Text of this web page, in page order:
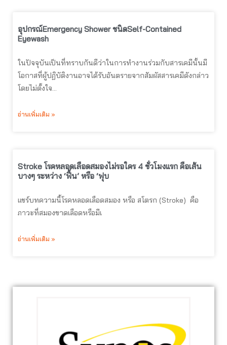
อุปกรณ์Emergency Shower ชนิดSelf-Contained
Eyewash
ในปัจจุบันเป็นที่ทราบกันดีว่าในการทำงานร่วมกับสารเคมีนั้นมี
โอกาสที่ผู้ปฏิบัติงานอาจได้รับอันตรายจากสัมผัสสารเคมีดังกล่าว
โดยไม่ตั้งใจ…
อ่านเพิ่มเติม »
Stroke โรคหลอดเลือดสมองไม่รอใคร 4 ชั่วโมงแรก คือเส้น
บางๆ ระหว่าง ‘ฟื้น’ หรือ ‘ฟุบ
แชร์บทความนี้โรคหลอดเลือดสมอง หรือ สโตรก (Stroke) คือ
ภาวะที่สมองขาดเลือดหรือมีเ
อ่านเพิ่มเติม »